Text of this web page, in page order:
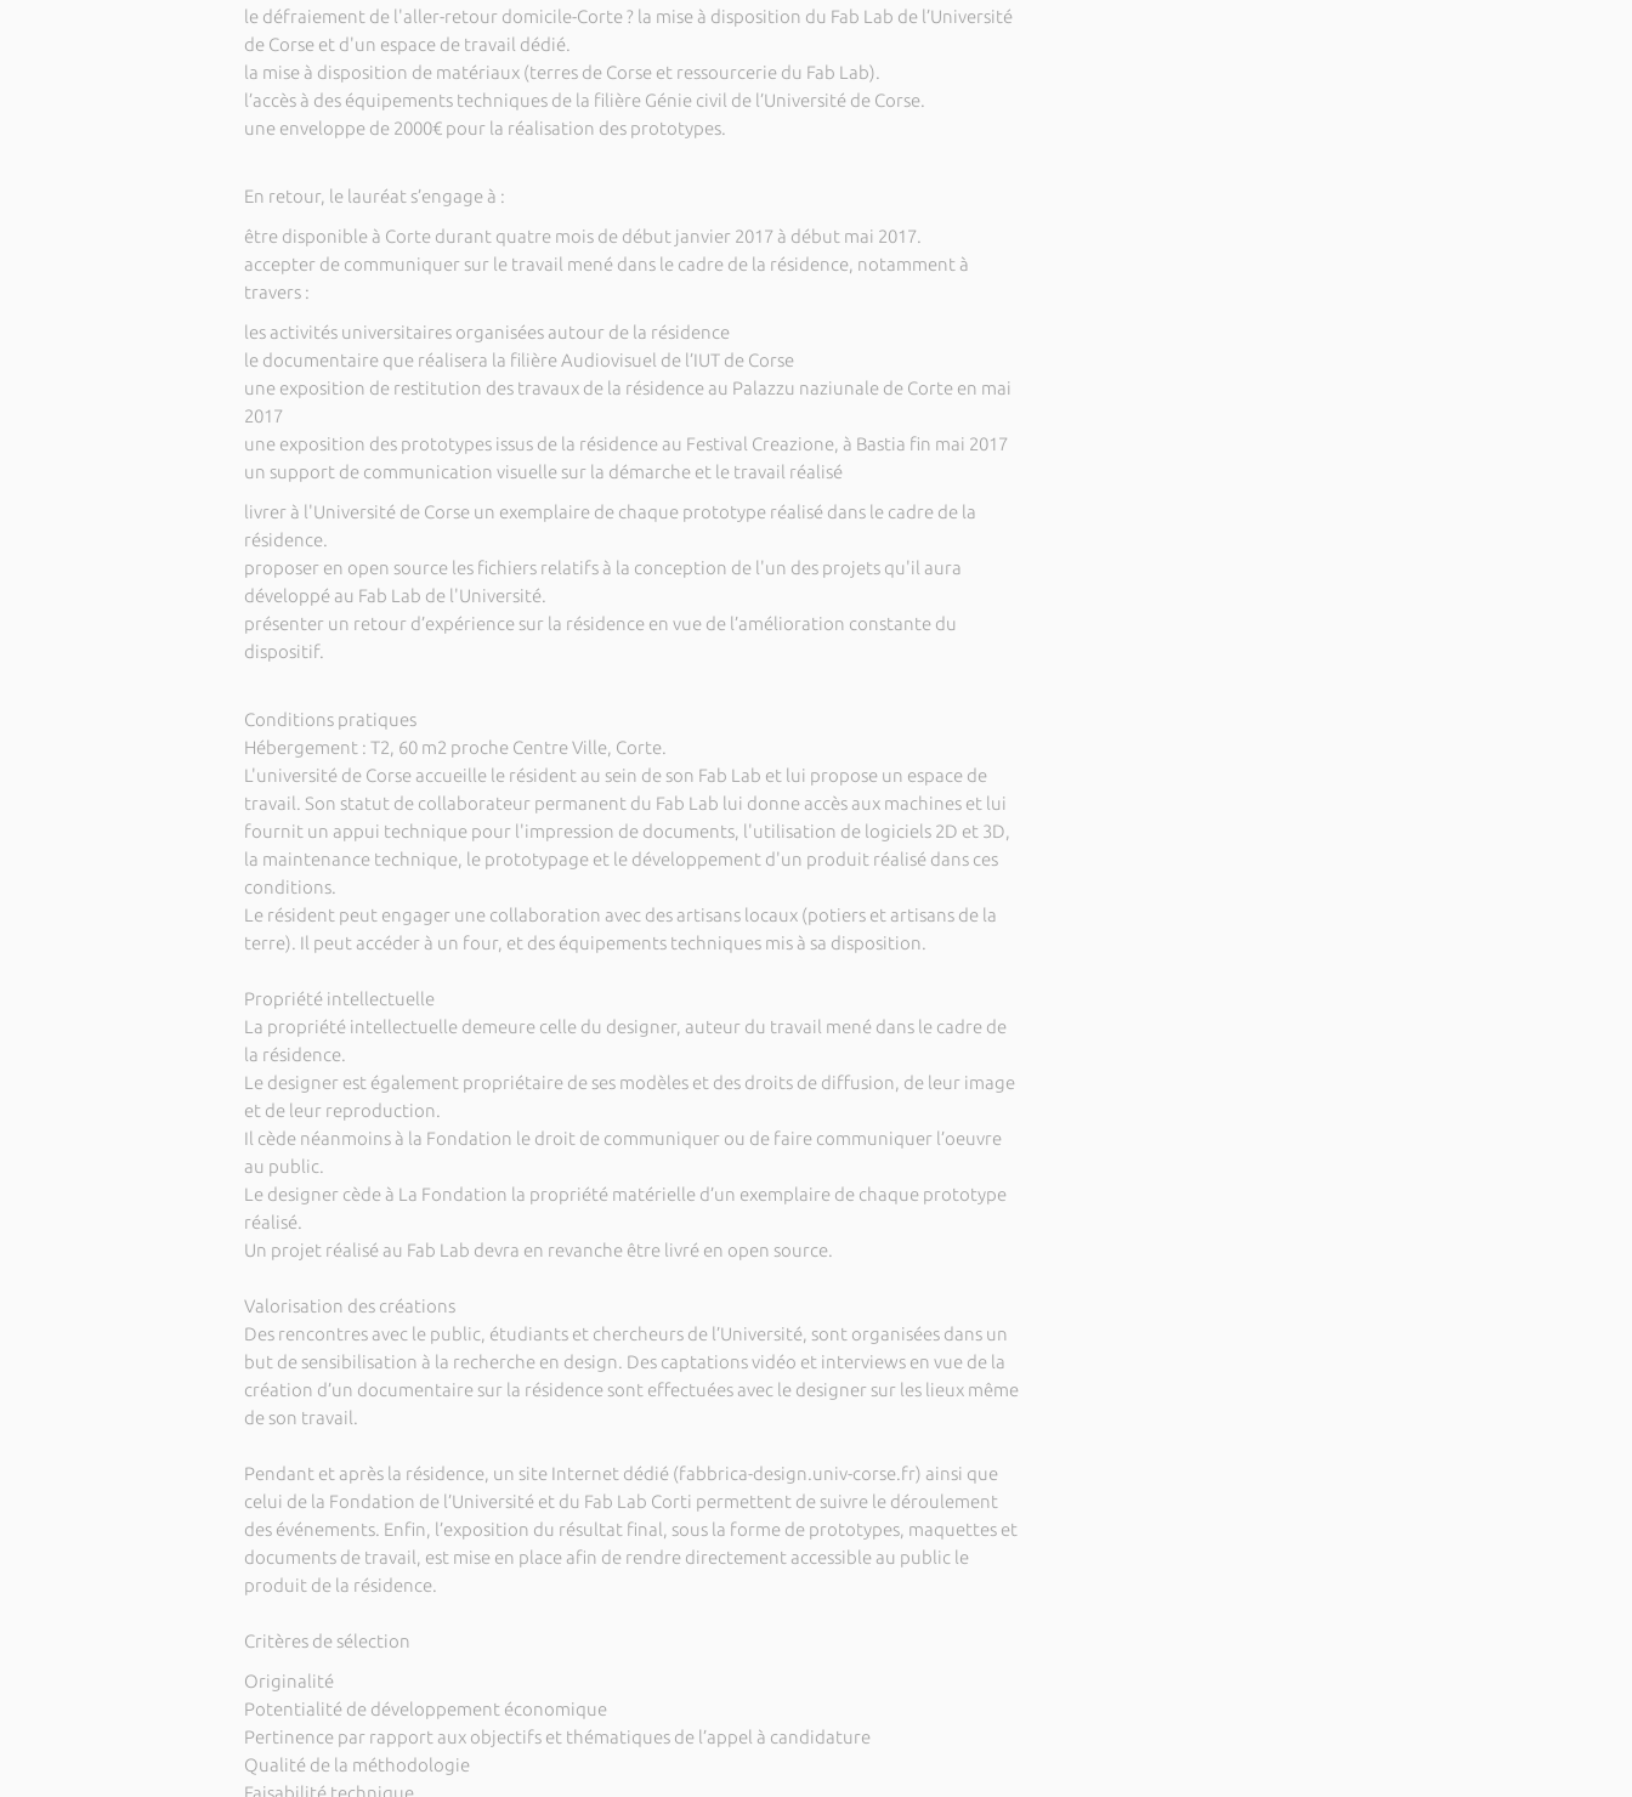
le défraiement de l'aller-retour domicile-Corte ? la mise à disposition du Fab Lab de l’Université
de Corse et d'un espace de travail dédié.
la mise à disposition de matériaux (terres de Corse et ressourcerie du Fab Lab).
l’accès à des équipements techniques de la filière Génie civil de l’Université de Corse.
une enveloppe de 2000€ pour la réalisation des prototypes.
En retour, le lauréat s’engage à :
être disponible à Corte durant quatre mois de début janvier 2017 à début mai 2017.
accepter de communiquer sur le travail mené dans le cadre de la résidence, notamment à
travers :
les activités universitaires organisées autour de la résidence
le documentaire que réalisera la filière Audiovisuel de l’IUT de Corse
une exposition de restitution des travaux de la résidence au Palazzu naziunale de Corte en mai
2017
une exposition des prototypes issus de la résidence au Festival Creazione, à Bastia fin mai 2017
un support de communication visuelle sur la démarche et le travail réalisé
livrer à l'Université de Corse un exemplaire de chaque prototype réalisé dans le cadre de la
résidence.
proposer en open source les fichiers relatifs à la conception de l'un des projets qu'il aura
développé au Fab Lab de l'Université.
présenter un retour d’expérience sur la résidence en vue de l’amélioration constante du
dispositif.
Conditions pratiques
Hébergement : T2, 60 m2 proche Centre Ville, Corte.
L'université de Corse accueille le résident au sein de son Fab Lab et lui propose un espace de
travail. Son statut de collaborateur permanent du Fab Lab lui donne accès aux machines et lui
fournit un appui technique pour l'impression de documents, l'utilisation de logiciels 2D et 3D,
la maintenance technique, le prototypage et le développement d'un produit réalisé dans ces
conditions.
Le résident peut engager une collaboration avec des artisans locaux (potiers et artisans de la
terre). Il peut accéder à un four, et des équipements techniques mis à sa disposition.
Propriété intellectuelle
La propriété intellectuelle demeure celle du designer, auteur du travail mené dans le cadre de
la résidence.
Le designer est également propriétaire de ses modèles et des droits de diffusion, de leur image
et de leur reproduction.
Il cède néanmoins à la Fondation le droit de communiquer ou de faire communiquer l’oeuvre
au public.
Le designer cède à La Fondation la propriété matérielle d’un exemplaire de chaque prototype
réalisé.
Un projet réalisé au Fab Lab devra en revanche être livré en open source.
Valorisation des créations
Des rencontres avec le public, étudiants et chercheurs de l’Université, sont organisées dans un
but de sensibilisation à la recherche en design. Des captations vidéo et interviews en vue de la
création d’un documentaire sur la résidence sont effectuées avec le designer sur les lieux même
de son travail.
Pendant et après la résidence, un site Internet dédié (fabbrica-design.univ-corse.fr) ainsi que
celui de la Fondation de l’Université et du Fab Lab Corti permettent de suivre le déroulement
des événements. Enfin, l’exposition du résultat final, sous la forme de prototypes, maquettes et
documents de travail, est mise en place afin de rendre directement accessible au public le
produit de la résidence.
Critères de sélection
Originalité
Potentialité de développement économique
Pertinence par rapport aux objectifs et thématiques de l’appel à candidature
Qualité de la méthodologie
Faisabilité technique